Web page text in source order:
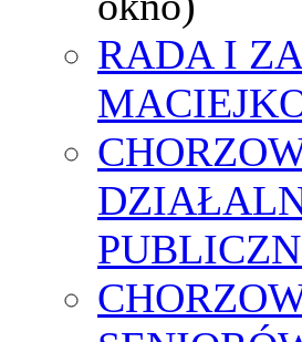
RADA I